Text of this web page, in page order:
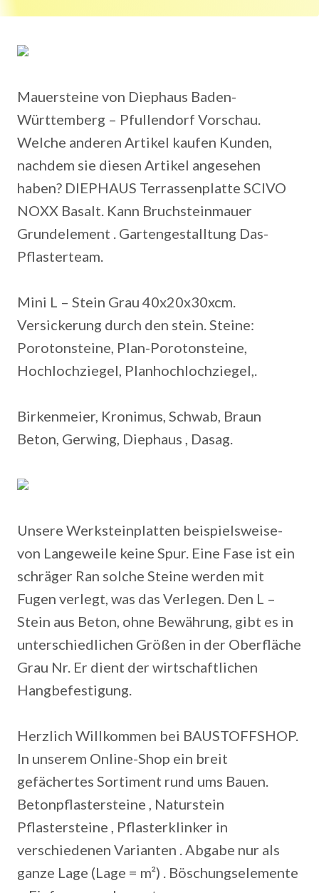
Mauersteine von Diephaus Baden-
Württemberg – Pfullendorf Vorschau.
Welche anderen Artikel kaufen Kunden,
nachdem sie diesen Artikel angesehen
haben? DIEPHAUS Terrassenplatte SCIVO
NOXX Basalt. Kann Bruchsteinmauer
Grundelement . Gartengestalltung Das-
Pflasterteam.
Mini L – Stein Grau 40x20x30xcm.
Versickerung durch den stein. Steine:
Porotonsteine, Plan-Porotonsteine,
Hochlochziegel, Planhochlochziegel,.
Birkenmeier, Kronimus, Schwab, Braun
Beton, Gerwing, Diephaus , Dasag.
Unsere Werksteinplatten beispielsweise-
von Langeweile keine Spur. Eine Fase ist ein
schräger Ran solche Steine werden mit
Fugen verlegt, was das Verlegen. Den L –
Stein aus Beton, ohne Bewährung, gibt es in
unterschiedlichen Größen in der Oberfläche
Grau Nr. Er dient der wirtschaftlichen
Hangbefestigung.
Herzlich Willkommen bei BAUSTOFFSHOP.
In unserem Online-Shop ein breit
gefächertes Sortiment rund ums Bauen.
Betonpflastersteine , Naturstein
Pflastersteine , Pflasterklinker in
verschiedenen Varianten . Abgabe nur als
ganze Lage (Lage = m²) . Böschungselemente